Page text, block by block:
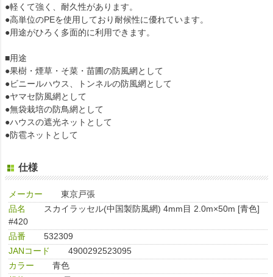
●軽くて強く、耐久性があります。
●高単位のPEを使用しており耐候性に優れています。
●用途がひろく多面的に利用できます。
■用途
●果樹・煙草・そ菜・苗圃の防風網として
●ビニールハウス、トンネルの防風網として
●ヤマセ防風網として
●無袋栽培の防鳥網として
●ハウスの遮光ネットとして
●防雹ネットとして
仕様
メーカー
東京戸張
品名
スカイラッセル(中国製防風網) 4mm目 2.0m×50m [青色]
#420
品番
532309
JANコード
4900292523095
カラー
青色